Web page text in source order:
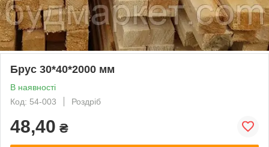
Брус 30*40*2000 мм
В наявності
Код: 54-003
Роздріб
48,40 ₴